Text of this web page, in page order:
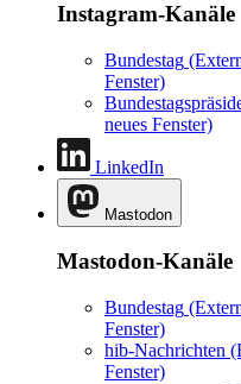
Instagram-Kanäle
Bundestag
Fenster)
neues Fenster)
LinkedIn
Mastodon
Mastodon-Kanäle
Bundestag
Fenster)
hib-Nachrichten
Fenster)